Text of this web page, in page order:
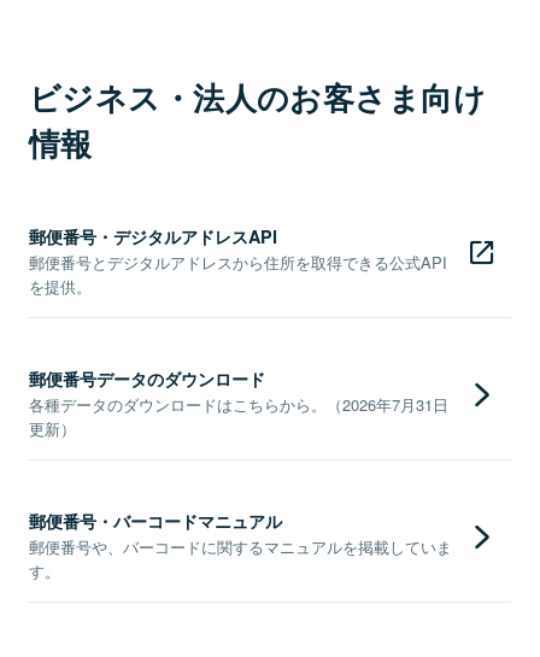
ビジネス・法人のお客さま向け
情報
郵便番号・デジタルアドレスAPI
郵便番号とデジタルアドレスから住所を取得できる公式API
を提供。
郵便番号データのダウンロード
各種データのダウンロードはこちらから。（2026年7月31日
更新）
郵便番号・バーコードマニュアル
郵便番号や、バーコードに関するマニュアルを掲載していま
す。